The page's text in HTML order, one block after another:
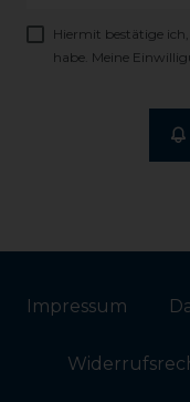
Hiermit bestätige ich,
habe. Meine
Impressum